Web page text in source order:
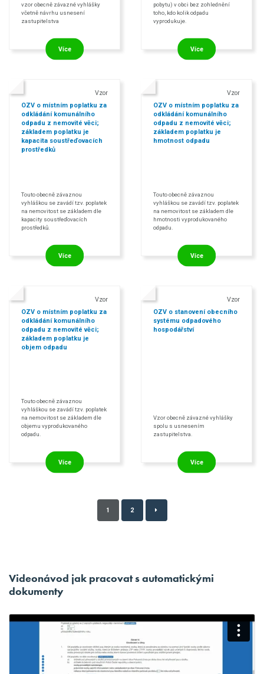
vzor obecně závazné vyhlášky
včetně návrhu usnesení
zastupitelstva
Více
pobytu) v obci bez zohlednění
toho, kdo kolik odpadu
vyprodukuje.
Více
Vzor
OZV o místním poplatku za
odkládání komunálního
odpadu z nemovité věci;
základem poplatku je
kapacita soustřeďovacích
prostředků
Touto obecně závaznou
vyhláškou se zavádí tzv. poplatek
na nemovitost se základem dle
kapacity soustřeďovacích
prostředků.
Více
Vzor
OZV o místním poplatku za
odkládání komunálního
odpadu z nemovité věci;
základem poplatku je
hmotnost odpadu
Touto obecně závaznou
vyhláškou se zavádí tzv. poplatek
na nemovitost se základem dle
hmotnosti vyprodukovaného
odpadu.
Více
Vzor
OZV o místním poplatku za
odkládání komunálního
odpadu z nemovité věci;
základem poplatku je
objem odpadu
Touto obecně závaznou
vyhláškou se zavádí tzv. poplatek
na nemovitost se základem dle
objemu vyprodukovaného
odpadu.
Více
Vzor
OZV o stanovení obecního
systému odpadového
hospodářství
Vzor obecně závazné vyhlášky
spolu s usnesením
zastupitelstva.
Více
1 2
Videonávod jak pracovat s automatickými
dokumenty